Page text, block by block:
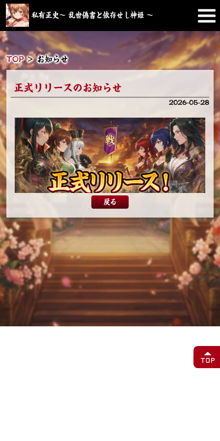
私有正史～ 乱世偽書と依存せし神姫 ～
TOP＞お知らせ
正式リリースのお知らせ
2026-05-28
いつもご愛顧いただき、誠にありがとうございます。
運営チームです。この度、正式リリースを迎えました。
事前登録にご参加いただいた皆様、
また本作にご関心をお寄せいただいたすべての皆様に、心より御
礼申し上げます。
新人サインイン特典
戻る